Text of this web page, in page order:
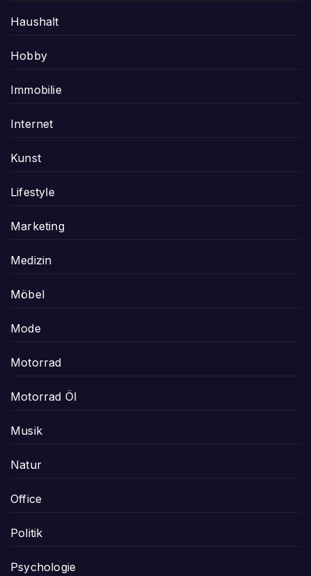
Haushalt
Hobby
Immobilie
Internet
Kunst
Lifestyle
Marketing
Medizin
Möbel
Mode
Motorrad
Motorrad Öl
Musik
Natur
Office
Politik
Psychologie